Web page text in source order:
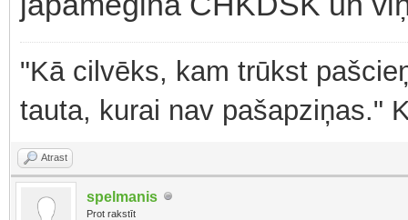
"Kā cilvēks, kam trūkst
tauta, kurai nav pašapziņas."
Atrast
spelmanis
Prot rakstīt